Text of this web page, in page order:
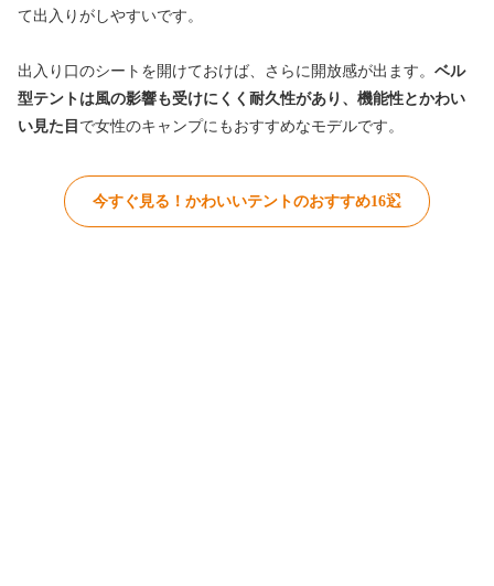
て出入りがしやすいです。
出入り口のシートを開けておけば、さらに開放感が出ます。 ベル
型テントは風の影響も受けにくく耐久性があり、 機能性とかわい
い見た目 で女性のキャンプにもおすすめなモデルです。
今すぐ見る！かわいいテントのおすすめ16選